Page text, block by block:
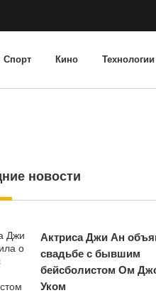
Спорт Кино Технологии
новости
Актриса Джи Ан
свадьбе с бывшим
бейсболистом Ом
Уком